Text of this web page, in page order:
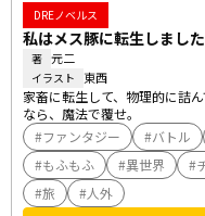
DREノベルス
私はメス豚に転生しました
著 元二
イラスト 東西
家畜に転生して、物理的に詰ん
なら、魔法で覆せ。
ファンタジー
バトル
もふもふ
異世界
旅
人外